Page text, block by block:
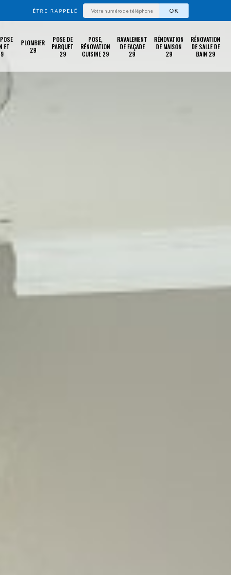
ÊTRE RAPPELÉ
ET
PLOMBIER
29
POSE DE
PARQUET
29
POSE,
RÉNOVATION
CUISINE 29
RAVALEMENT
DE FAÇADE
29
RÉNOVATION
DE MAISON
29
RÉNOVATION
DE SALLE DE
BAIN 29